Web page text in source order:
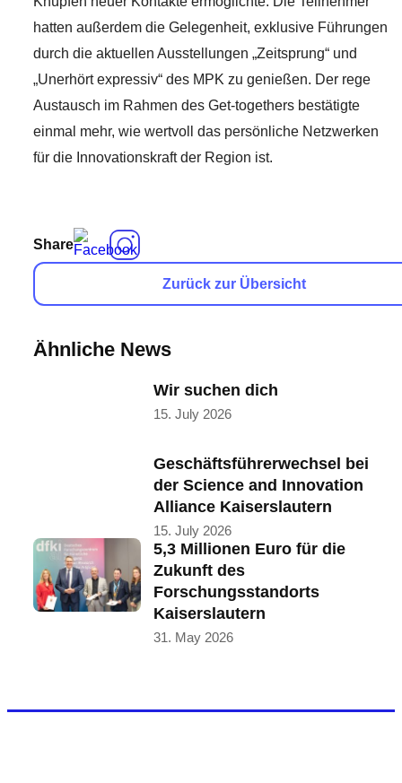
hatten außerdem die Gelegenheit, exklusive Führungen
durch die aktuellen Ausstellungen „Zeitsprung“ und
„Unerhört expressiv“ des MPK zu genießen. Der rege
Austausch im Rahmen des Get-togethers bestätigte
einmal mehr, wie wertvoll das persönliche Netzwerken
für die Innovationskraft der Region ist.
Share
Zurück zur Übersicht
Ähnliche News
Wir suchen dich
15. July 2026
Geschäftsführerwechsel bei
der Science and Innovation
Alliance Kaiserslautern
15. July 2026
5,3 Millionen Euro für die
Zukunft des
Forschungsstandorts
Kaiserslautern
31. May 2026